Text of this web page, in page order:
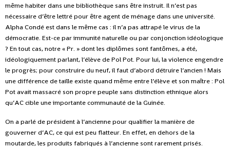
même habiter dans une bibliothèque sans être instruit. Il n’est pas
nécessaire d’être lettré pour être agent de ménage dans une université.
Alpha Condé est dans le même cas : il n’a pas attrapé le virus de la
démocratie. Est-ce par immunité naturelle ou par conjonction idéologique
? En tout cas, notre « Pr. » dont les diplômes sont fantômes, a été,
idéologiquement parlant, l’élève de Pol Pot. Pour lui, la violence engendre
le progrès; pour construire du neuf, il faut d’abord détruire l’ancien ! Mais
une différence de taille existe quand même entre l’élève et son maître : Pol
Pot avait massacré son propre peuple sans distinction ethnique alors
qu’AC cible une importante communauté de la Guinée.
On a parlé de président à l’ancienne pour qualifier la manière de
gouverner d’AC, ce qui est peu flatteur. En effet, en dehors de la
moutarde, les produits fabriqués à l’ancienne sont rarement prisés.